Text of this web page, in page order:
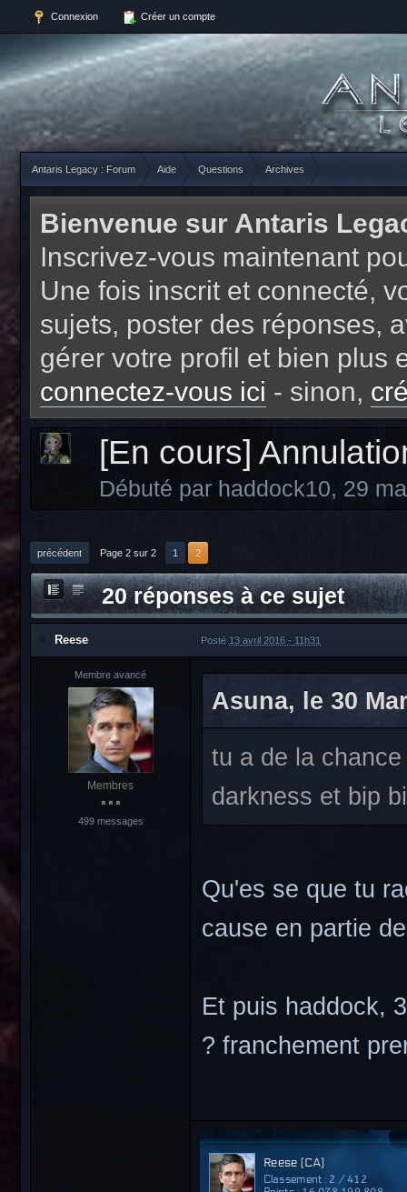
Connexion Créer un compte
Antaris Legacy : Forum Aide Questions Archives
Bienvenue sur Antaris
Inscrivez-vous maintenant
Une fois inscrit et connecté,
sujets, poster des réponses,
gérer votre profil et bien plus
connectez-vous ici - sinon,
[En cours]
Débuté par haddock10, 29
précédent Page 2 sur 2 1 2
20 réponses à ce sujet
Reese Posté 13 avril 2016 - 11h31
Membre avancé
Membres
499 messages
Asuna, le 30
tu a de la
darkness et bip
Qu'es se que tu
cause en partie
Et puis haddock,
? franchement